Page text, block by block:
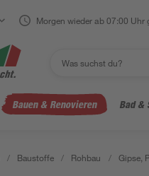
Morgen wieder ab 07:00 Uhr
Bauen & Renovieren Bad &
/ Baustoffe / Rohbau / Gipse,